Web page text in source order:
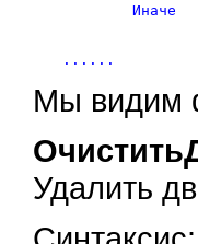
Мы видим
Удалить